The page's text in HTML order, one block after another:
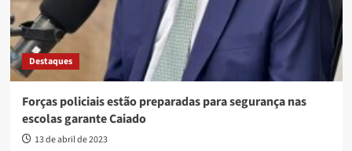
Destaques
Forças policiais estão preparadas para segurança nas
escolas garante Caiado
13 de abril de 2023